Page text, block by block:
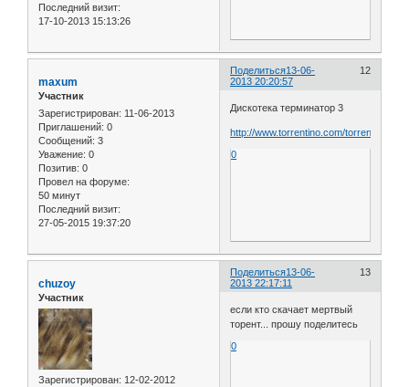
Последний визит:
17-10-2013 15:13:26
Поделиться 12
13-06-
2013 20:20:57
maxum
Участник
Зарегистрирован: 11-06-2013
Приглашений: 0
Сообщений: 3
Уважение: 0
Позитив: 0
Провел на форуме:
50 минут
Последний визит:
27-05-2015 19:37:20
Дискотека терминатор 3
http://www.torrentino.com/torrents/
0
Поделиться 13
13-06-
2013 22:17:11
chuzoy
Участник
Зарегистрирован: 12-02-2012
если кто скачает мертвый
торент... прошу поделитесь
0